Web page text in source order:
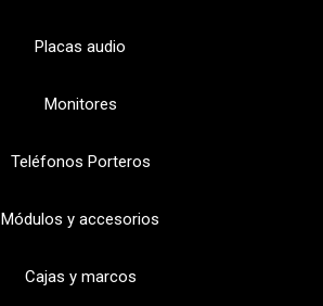
Placas audio
Monitores
Teléfonos Porteros
Módulos y accesorios
Cajas y marcos